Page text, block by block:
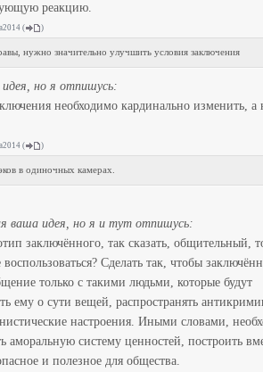
реакцию.
( )
нужно значительно улучшить условия заключения
но я отпишусь:
необходимо кардинально изменить, а
( )
в одиночных камерах.
ваша идея, но я и тут отпишусь:
заключённого, так сказать, общительный,
Сделать так, чтобы
только с такими людьми, которые будут
ему о сути вещей, распространять
настроения. Иными словами,
аморальную систему ценностей, построить
и полезное для общества.